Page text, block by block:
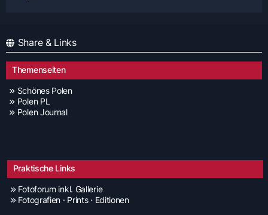
Share & Links
Themenseiten
Schönes Polen
Polen PL
Polen Journal
Praktische Links
Fotoforum inkl. Gallerie
Fotografien · Prints · Editionen